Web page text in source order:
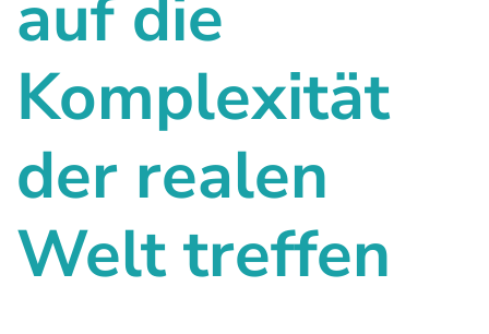
auf die
Komplexität
der realen
Welt treffen